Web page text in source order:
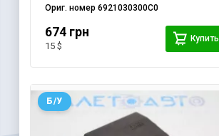
Ориг. номер6921030300C0
674 грн
15 $
Купить
Б/У